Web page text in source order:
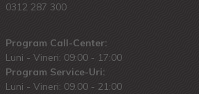
0312 287 300
Program Call-Center:
Luni - Vineri: 09:00 - 17:00
Program Service-Uri:
Luni - Vineri: 09.00 - 21:00